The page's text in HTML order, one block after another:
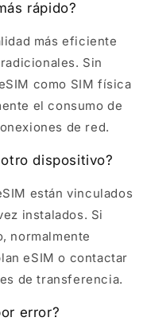
rápido?
más eficiente
Sin
como SIM física
el consumo de
de red.
dispositivo?
están vinculados
instalados. Si
normalmente
eSIM o contactar
de transferencia.
error?